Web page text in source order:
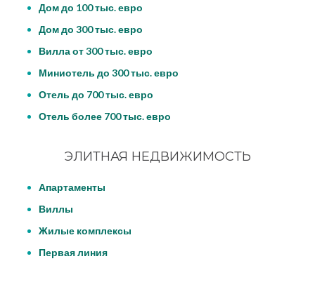
Дом до 100 тыс. евро
Дом до 300 тыс. евро
Вилла от 300 тыс. евро
Миниотель до 300 тыс. евро
Отель до 700 тыс. евро
Отель более 700 тыс. евро
ЭЛИТНАЯ НЕДВИЖИМОСТЬ
Апартаменты
Виллы
Жилые комплексы
Первая линия